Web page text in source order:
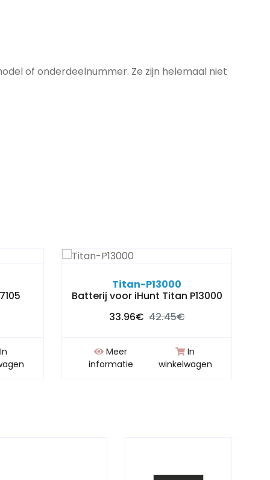
of onderdeelnummer. Ze zijn helemaal niet
In
Titan-P13000
Batterij voor iHunt Titan P13000
33.96€ 42.45€
Meer
informatie
In
winkelwagen